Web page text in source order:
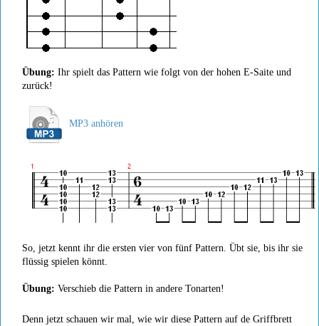
Übung: Ihr spielt das Pattern wie folgt von der hohen E-Saite und
zurück!
MP3 anhören
So, jetzt kennt ihr die ersten vier von fünf Pattern. Übt sie, bis ihr sie
flüssig spielen könnt.
Übung: Verschieb die Pattern in andere Tonarten!
Denn jetzt schauen wir mal, wie wir diese Pattern auf de Griffbrett